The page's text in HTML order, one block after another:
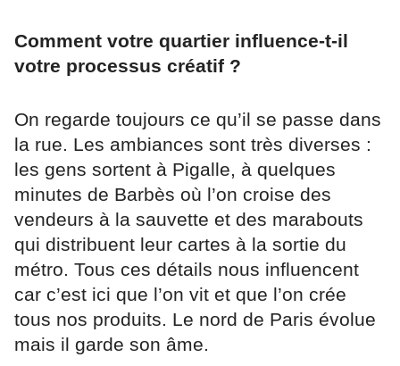
Comment votre quartier influence-t-il
votre processus créatif ?
On regarde toujours ce qu’il se passe dans
la rue. Les ambiances sont très diverses :
les gens sortent à Pigalle, à quelques
minutes de Barbès où l’on croise des
vendeurs à la sauvette et des marabouts
qui distribuent leur cartes à la sortie du
métro. Tous ces détails nous influencent
car c’est ici que l’on vit et que l’on crée
tous nos produits. Le nord de Paris évolue
mais il garde son âme.